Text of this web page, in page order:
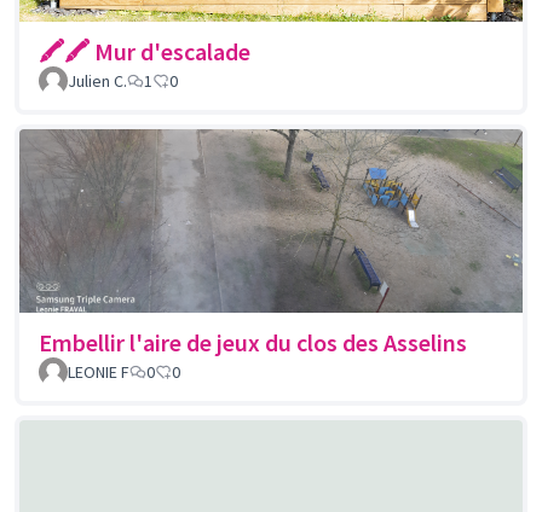
🖍🖍 Mur d'escalade
Julien C. 1 0
Embellir l'aire de jeux du clos des Asselins
LEONIE F 0 0